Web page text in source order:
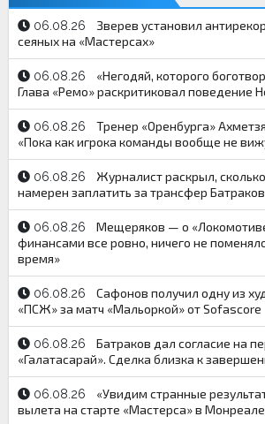
06.08.26
Зверев установил
сеяных на «Мастерсах»
06.08.26
«Негодяй, которого
Глава «Ремо» раскритиковал поведение
06.08.26
Тренер «Оренбурга»
«Пока как игрока команды вообще не
06.08.26
Журналист раскрыл,
намерен заплатить за трансфер
06.08.26
Мещеряков — о
финансами все ровно, ничего не
время»
06.08.26
Сафонов получил одну из
«ПСЖ» за матч «Мальоркой» от Sofascore
06.08.26
Батраков дал согласие на
«Галатасарай». Сделка близка к
06.08.26
«Увидим странные
вылета на старте «Мастерса» в Монреале